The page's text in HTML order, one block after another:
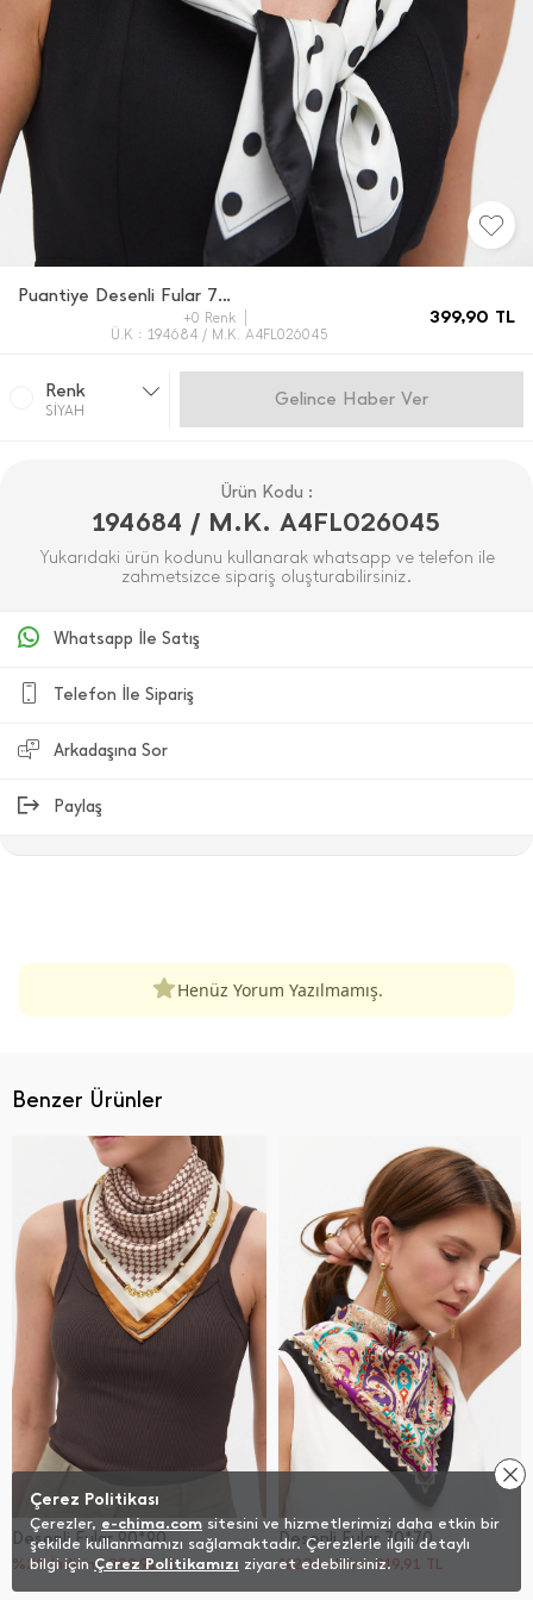
Puantiye Desenli Fular 70*70
+0 Renk
Ü.K : 194684 / M.K. A4FL026045
399,90 TL
Renk
SİYAH
Gelince Haber Ver
Ürün Kodu :
194684 / M.K. A4FL026045
Yukarıdaki ürün kodunu kullanarak whatsapp ve telefon ile
zahmetsizce sipariş oluşturabilirsiniz.
Whatsapp İle Satış
Telefon İle Sipariş
Arkadaşına Sor
Paylaş
Henüz Yorum Yazılmamış.
Benzer Ürünler
Desenli Fular 90*90
%20 İndirim 399,91TL
Desenli Fular 70*70
%20 İndirim 319,91 TL
Çerez Politikası
Çerezler, e-chima.com sitesini ve hizmetlerimizi daha etkin bir
şekilde kullanmamızı sağlamaktadır. Çerezlerle ilgili detaylı
bilgi içinÇerez Politikamızı ziyaret edebilirsiniz.